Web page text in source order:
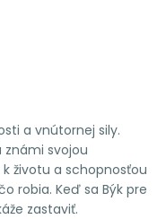
a vnútornej sily.
svojou
životu a schopnosťou
robia. Keď sa Býk pre
zastaviť.